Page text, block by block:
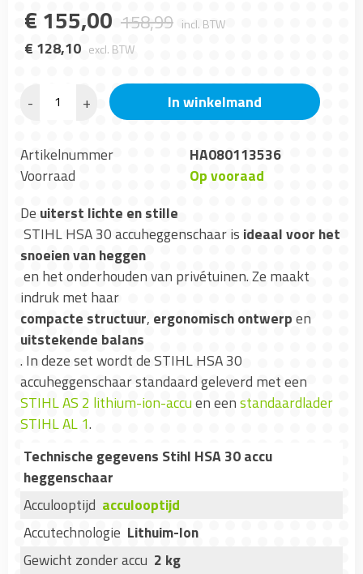
€ 155,00 158,99 incl. BTW
€ 128,10 excl. BTW
- + In winkelmand
Artikelnummer
HA080113536
Voorraad
Op vooraad
De uiterst lichte en stille
STIHL HSA 30 accuheggenschaar is ideaal voor het
snoeien van heggen
en het onderhouden van privétuinen. Ze maakt
indruk met haar
compacte structuur, ergonomisch ontwerpen
uitstekende balans
. In deze set wordt de STIHL HSA 30
accuheggenschaar standaard geleverd met een
STIHL AS 2 lithium-ion-accuen eenstandaardlader
STIHL AL 1.
Technische gegevens Stihl HSA 30 accu
heggenschaar
Acculooptijd acculooptijd
Accutechnologie Lithuim-Ion
Gewicht zonder accu 2 kg